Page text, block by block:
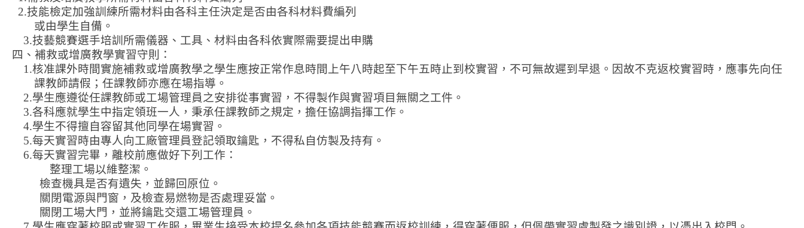
2.技能檢定加強訓練所需材料由各科主任決定是否由各科材料費編列
或由學生自備。
3.技藝競賽選手培訓所需儀器、工具、材料由各科依實際需要提出申購
四、補救或增廣教學實習守則：
1.核准課外時間實施補救或增廣教學之學生應按正常作息時間上午八時起至下午五時止到校實習，不可無故遲到早退。因故不克返校實習時，應事先向任
課教師請假；任課教師亦應在場指導。
2.學生應遵從任課教師或工場管理員之安排從事實習，不得製作與實習項目無關之工件。
3.各科應就學生中指定領班一人，秉承任課教師之規定，擔任協調指揮工作。
4.學生不得擅自容留其他同學在場實習。
5.每天實習時由專人向工廠管理員登記領取鑰匙，不得私自仿製及持有。
6.每天實習完畢，離校前應做好下列工作：
整理工場以維整潔。
檢查機具是否有遺失，並歸回原位。
關閉電源與門窗，及檢查易燃物是否處理妥當。
關閉工場大門，並將鑰匙交還工場管理員。